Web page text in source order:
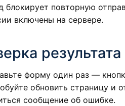
блокирует повторную
включены на сервере.
форму один раз —
обновить страницу и
сообщение об ошибке.